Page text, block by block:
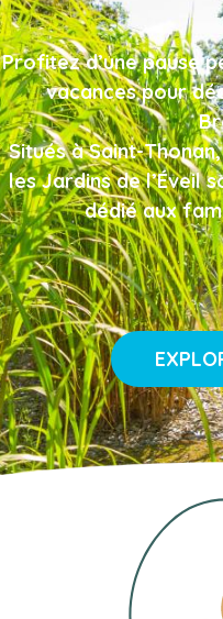
Profitez d’une pause
vacances pour
Situés à Saint-
les Jardins de l’Éveil
dédié aux